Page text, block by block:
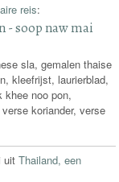
reis:
- soop naw mai
sla, gemalen thaise
kleefrijst, laurierblad,
khee noo pon,
koriander, verse
uitThailand, een